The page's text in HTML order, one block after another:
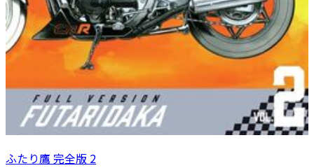
ふたり鷹 完全版 2